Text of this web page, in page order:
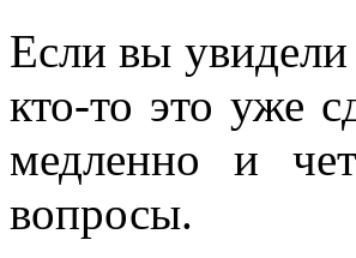
Если вы увидели
кто-то это уже
медленно и
вопросы.